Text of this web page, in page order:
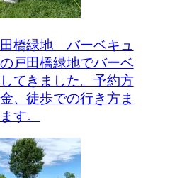
田橋緑地 バーベキュ
戸田橋緑地でバーベ
てきました。予約方
、徒歩での行き方ま
す。